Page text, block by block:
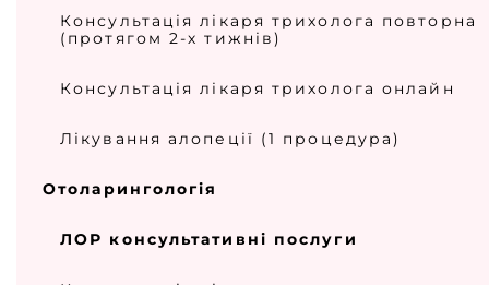
Консультація лікаря трихолога повторна
(протягом 2-х тижнів)
Консультація лікаря трихолога онлайн
Лікування алопеції (1 процедура)
Отоларингологія
ЛОР консультативні послуги